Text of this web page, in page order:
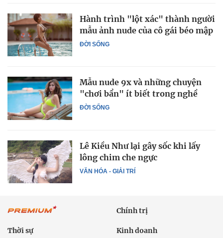
ĐỜI SỐNG
Hành trình "lột xác" thành người
mẫu ảnh nude của cô gái béo mập
ĐỜI SỐNG
Mẫu nude 9x và những chuyện
"chơi bẩn" ít biết trong nghề
VĂN HÓA - GIẢI TRÍ
Lê Kiều Như lại gây sốc khi lấy
lông chim che ngực
Chính trị
Thời sự Kinh doanh